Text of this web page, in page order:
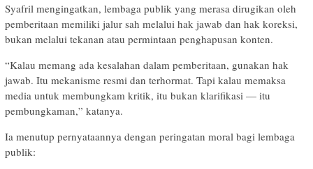
Syafril mengingatkan, lembaga publik yang merasa dirugikan oleh
pemberitaan memiliki jalur sah melalui hak jawab dan hak koreksi,
bukan melalui tekanan atau permintaan penghapusan konten.
“Kalau memang ada kesalahan dalam pemberitaan, gunakan hak
jawab. Itu mekanisme resmi dan terhormat. Tapi kalau memaksa
media untuk membungkam kritik, itu bukan klarifikasi — itu
pembungkaman,” katanya.
Ia menutup pernyataannya dengan peringatan moral bagi lembaga
publik: